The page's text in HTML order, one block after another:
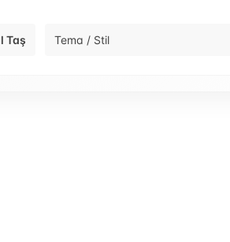
Taş Tema / Stil